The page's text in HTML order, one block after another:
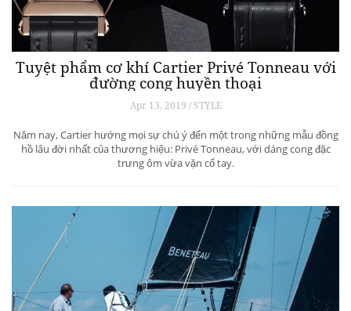
Tuyệt phẩm cơ khí Cartier Privé Tonneau với
đường cong huyền thoại
Apr 13, 2019 / STYLE
Năm nay, Cartier hướng mọi sự chú ý đến một trong những mẫu đồng
hồ lâu đời nhất của thương hiệu: Privé Tonneau, với dáng cong đặc
trưng ôm vừa vặn cổ tay.